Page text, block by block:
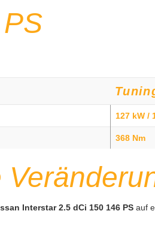
PS
127 kW /
368 Nm
Interstar 2.5 dCi 150 146 PS auf